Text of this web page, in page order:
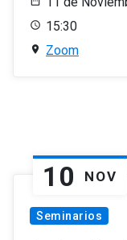
15:30
Zoom
10 NOV
Seminarios